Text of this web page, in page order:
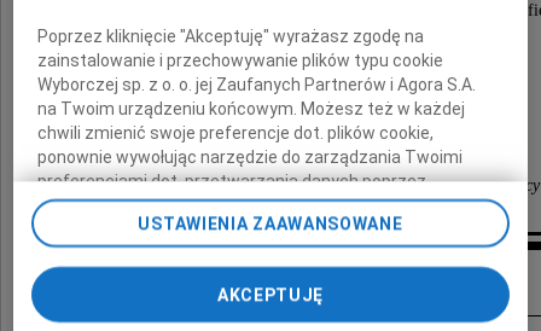
Naszą dzielną, wspaniałą przyjaciółkę, Panią
Marianno, Elżuniu
jesteśmy z Wami
żołnierze Oddziału Osłonowego WZW -
Kondolencje
Poprzez kliknięcie "Akceptuję" wyrażasz zgodę na
zainstalowanie i przechowywanie plików typu cookie
Wyborczej sp. z o. o. jej Zaufanych Partnerów i Agora S.A.
na Twoim urządzeniu końcowym. Możesz też w każdej
chwili zmienić swoje preferencje dot. plików cookie,
ponownie wywołując narzędzie do zarządzania Twoimi
preferencjami dot. przetwarzania danych poprzez
odnośnik „Ustawienia prywatności” w stopce serwisu i
przechodząc do sekcji „Ustawienia zaawansowane”.
Zmiana ustawień plików cookie możliwa jest także za
pomocą ustawień przeglądarki.
My, nasi Zaufani Partnerzy i Agora S.A. możemy
USTAWIENIA ZAAWANSOWANE
AKCEPTUJĘ